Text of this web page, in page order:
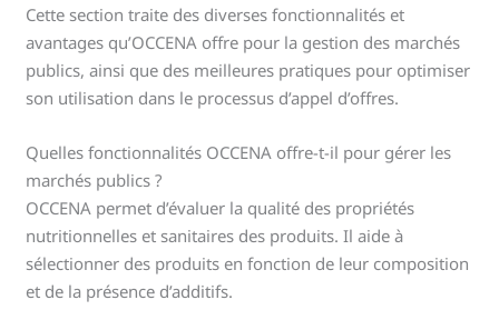
Cette section traite des diverses fonctionnalités et
avantages qu’OCCENA offre pour la gestion des marchés
publics, ainsi que des meilleures pratiques pour optimiser
son utilisation dans le processus d’appel d’offres.
Quelles fonctionnalités OCCENA offre-t-il pour gérer les
marchés publics ?
OCCENA permet d’évaluer la qualité des propriétés
nutritionnelles et sanitaires des produits. Il aide à
sélectionner des produits en fonction de leur composition
et de la présence d’additifs.